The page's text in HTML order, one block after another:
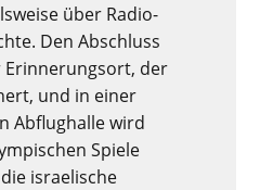
über Radio-
Den Abschluss
der
, und in einer
Abflughalle wird
Spiele
israelische